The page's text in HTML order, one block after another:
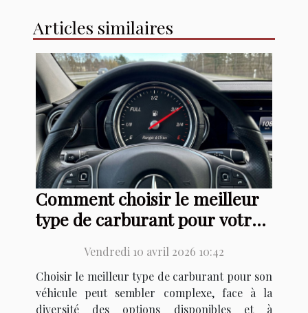
Articles similaires
Comment choisir le meilleur
type de carburant pour votre
Vendredi 10 avril 2026 10:42
Choisir le meilleur type de carburant pour son
véhicule peut sembler complexe, face à la
diversité des options disponibles et à